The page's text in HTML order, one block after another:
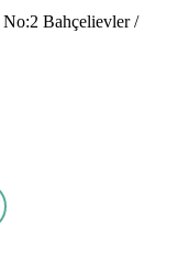
Bahçelievler /